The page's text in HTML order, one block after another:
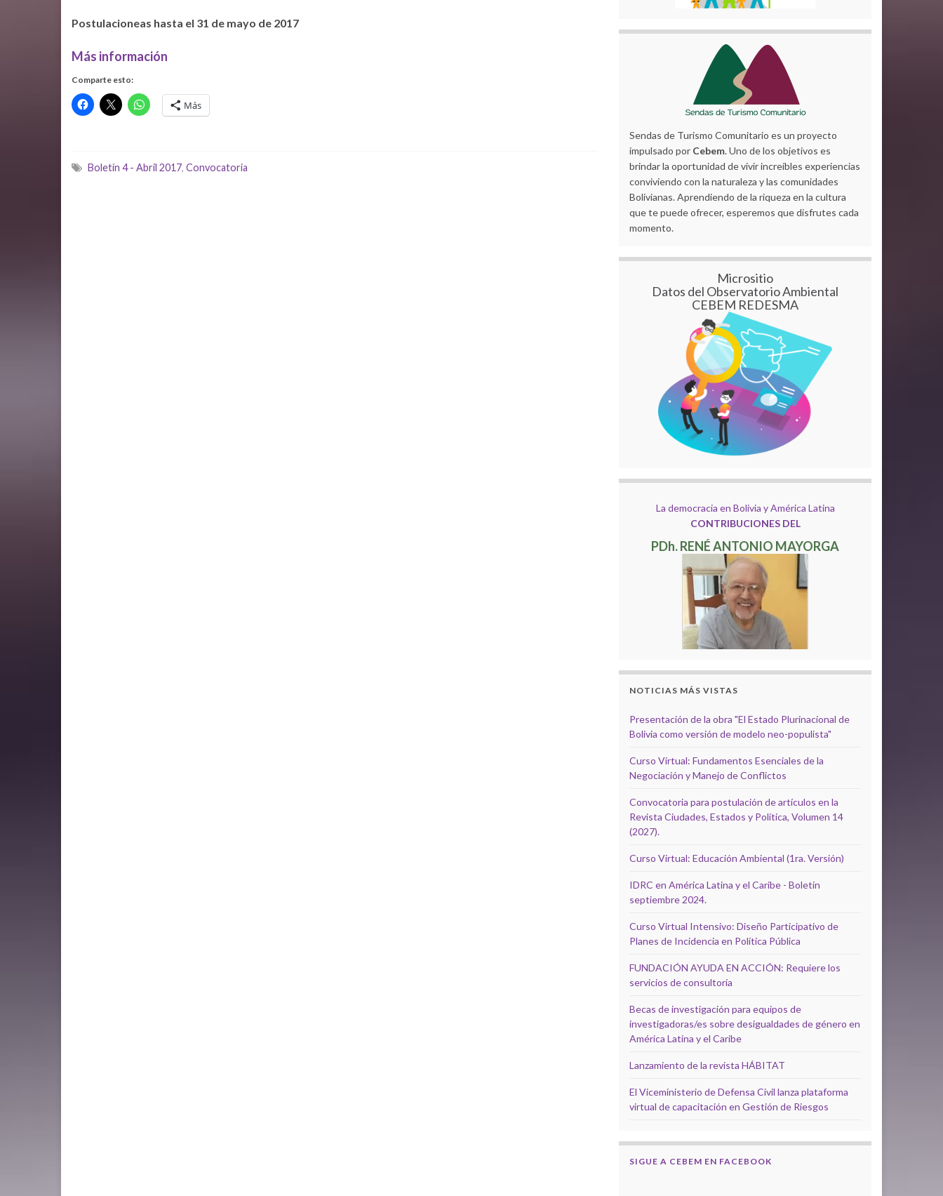
Postulacioneas hasta el 31 de mayo de 2017
Más información
Comparte esto:
Más
Boletín 4 - Abril 2017, Convocatoria
Sendas de Turismo Comunitario es un proyecto
impulsado por Cebem. Uno de los objetivos es
brindar la oportunidad de vivir increíbles experiencias
conviviendo con la naturaleza y las comunidades
Bolivianas. Aprendiendo de la riqueza en la cultura
que te puede ofrecer, esperemos que disfrutes cada
momento.
Micrositio
Datos del Observatorio Ambiental
CEBEM REDESMA
La democracia en Bolivia y América Latina
CONTRIBUCIONES DEL
PDh. RENÉ ANTONIO MAYORGA
NOTICIAS MÁS VISTAS
Presentación de la obra "El Estado Plurinacional de
Bolivia como versión de modelo neo-populista"
Curso Virtual: Fundamentos Esenciales de la
Negociación y Manejo de Conflictos
Convocatoria para postulación de artículos en la
Revista Ciudades, Estados y Política, Volumen 14
(2027).
Curso Virtual: Educación Ambiental (1ra. Versión)
IDRC en América Latina y el Caribe - Boletín
septiembre 2024.
Curso Virtual Intensivo: Diseño Participativo de
Planes de Incidencia en Política Pública
FUNDACIÓN AYUDA EN ACCIÓN: Requiere los
servicios de consultoría
Becas de investigación para equipos de
investigadoras/es sobre desigualdades de género en
América Latina y el Caribe
Lanzamiento de la revista HÁBITAT
El Viceministerio de Defensa Civil lanza plataforma
virtual de capacitación en Gestión de Riesgos
SIGUE A CEBEM EN FACEBOOK